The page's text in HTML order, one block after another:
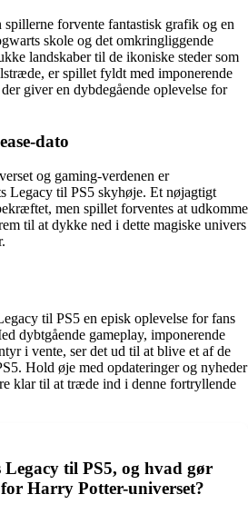
forvente fantastisk grafik og en
skole og det omkringliggende
landskaber til de ikoniske steder som
er spillet fyldt med imponerende
giver en dybdegående oplevelse for
dato
og gaming-verdenen er
Legacy til PS5 skyhøje. Et nøjagtigt
men spillet forventes at udkomme
til at dykke ned i dette magiske univers
til PS5 en episk oplevelse for fans
dybtgående gameplay, imponerende
i vente, ser det ud til at blive et af de
Hold øje med opdateringer og nyheder
klar til at træde ind i denne fortryllende
til PS5, og hvad gør
Harry Potter-universet?